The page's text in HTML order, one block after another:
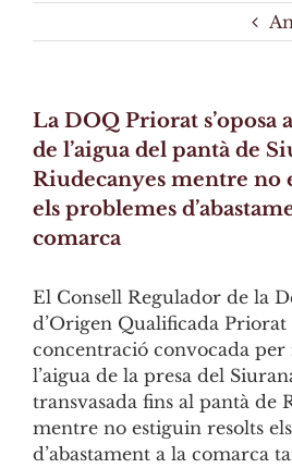
La DOQ Priorat s’oposa
de l’aigua del pantà de
Riudecanyes mentre no
els problemes
comarca
El Consell Regulador de la
d’Origen Qualificada
concentració convocada
l’aigua de la presa del
transvasada fins al pantà de
mentre no estiguin resolts
d’abastament a la comarca